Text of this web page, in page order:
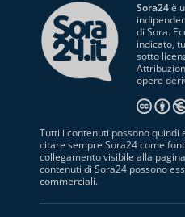
Sora24è
di Sora.
indicato,
sotto
opere
Tutti i contenuti possono quindi
citare sempre Sora24 come
collegamento visibile alla
contenuti di Sora24 possono
commerciali.